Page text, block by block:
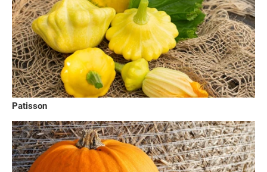
Patisson